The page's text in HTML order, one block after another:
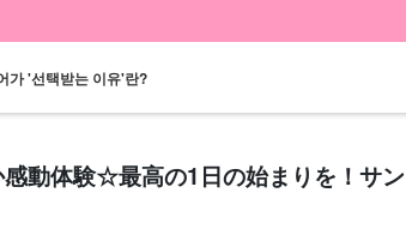
가 '선택받는 이유'란?
動体験☆最高の1日の始まりを！サ